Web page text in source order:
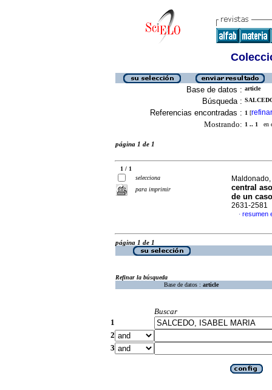
Base de datos : article
Búsqueda :
Referencias encontradas : 1 [refinar
Mostrando: 1 .. 1 en
página 1 de 1
1 / 1
selecciona
para imprimir
central
de un caso
2631-2581
· resumen
página 1 de 1
Refinar la búsqueda
Base de datos : article
Buscar
1
2
3